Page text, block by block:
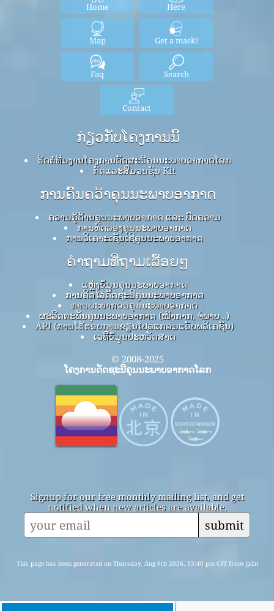
Home Here
Map Get a mask!
Faq Search
Contact
ກ່ຽວກັບໂຄງການນີ້
ຕິດຕໍ່ທີມງານໂຄງການດັດສະນີຄຸນນະພາບອາກາດໂລກ
ກົດ​ແລະ​ສື່​ມວນ​ຊົນ Kit
ການຄົ້ນຄວ້າຄຸນນະພາບອາກາດ
ຄວາມຮູ້ດ້ານຄຸນນະພາບອາກາດ ແລະ ບົດຄວາມ
ການທົດລອງຄຸນນະພາບອາກາດ
ການວິເຄາະເຊັນເຊີຄຸນນະພາບອາກາດ
ຄໍາຖາມທີ່ຖາມເລື້ອຍໆ
ແຫຼ່ງຂໍ້ມູນຄຸນນະພາບອາກາດ
ການຄິດໄລ່ດັດຊະນີຄຸນນະພາບອາກາດ
ການພະຍາກອນຄຸນນະພາບອາກາດ
ຜະລິດຕະພັນຄຸນນະພາບອາກາດ (ໜ້າກາກ, ຈໍພາບ…)
API (ການໂຕ້ຕອບການຂຽນໂປລແກລມແອັບພລິເຄຊັນ)
ເວທີຂໍ້ມູນປະຫວັດສາດ
© 2008-2025
ໂຄງການດັດຊະນີຄຸນນະພາບອາກາດໂລກ
Signup for our free monthly mailing list, and get
notified when new articles are available.
submit
This page has been generated on Thursday, Aug 6th 2026, 13:40 pm CST from jp2n